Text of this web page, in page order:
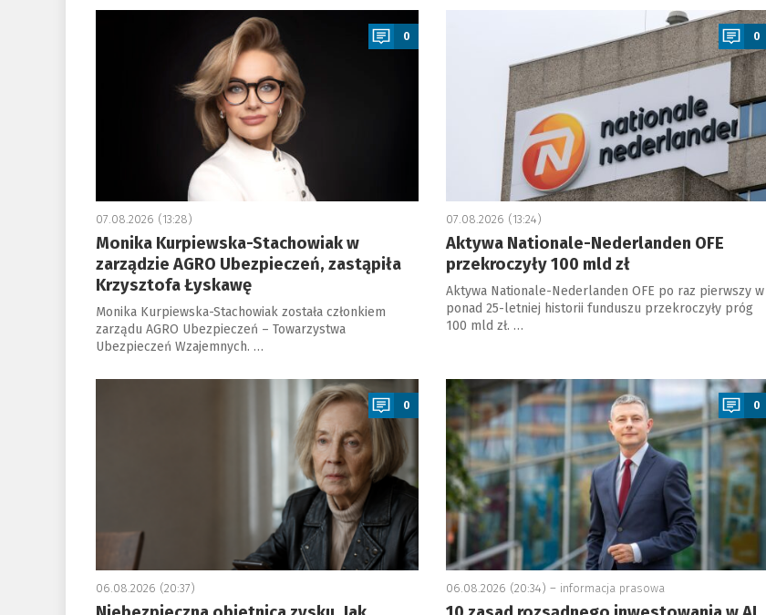
a
0
07.08.2026 (13:28)
Monika Kurpiewska-Stachowiak w
zarządzie AGRO Ubezpieczeń, zastąpiła
Krzysztofa Łyskawę
Monika Kurpiewska-Stachowiak została członkiem
zarządu AGRO Ubezpieczeń – Towarzystwa
Ubezpieczeń Wzajemnych. …
0
07.08.2026 (13:24)
Aktywa Nationale-Nederlanden OFE
przekroczyły 100 mld zł
Aktywa Nationale-Nederlanden OFE po raz pierwszy w
ponad 25-letniej historii funduszu przekroczyły próg
100 mld zł. …
a
0
06.08.2026 (20:37)
a
0
06.08.2026 (20:34) – informacja prasowa